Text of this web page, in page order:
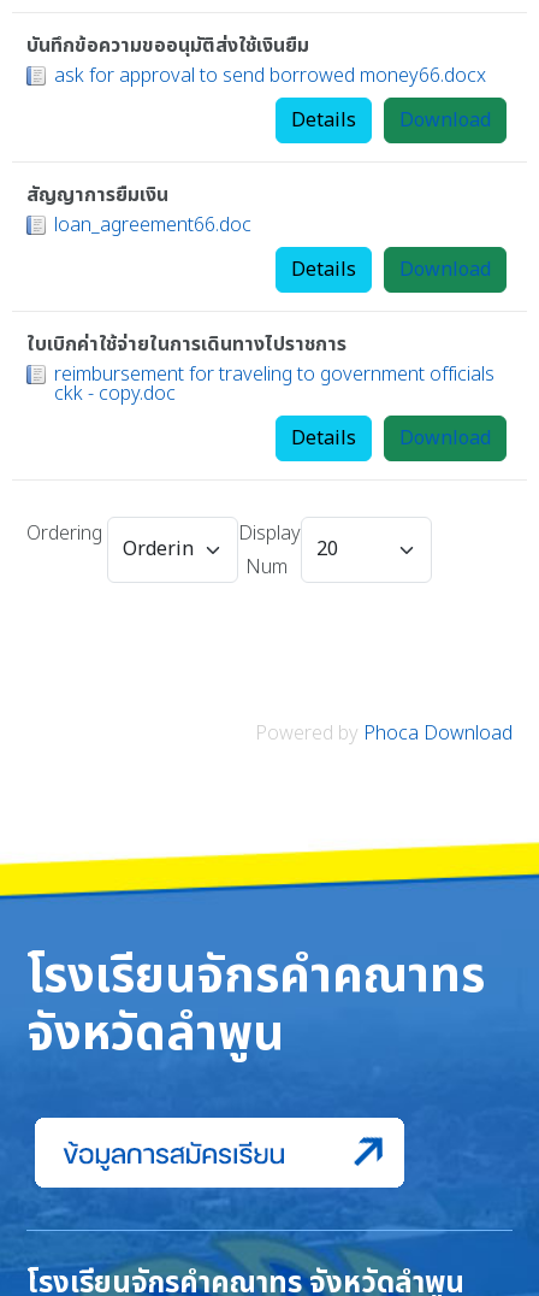
บันทึกข้อความขออนุมัติส่งใช้เงินยืม
ask for approval to send borrowed money66.docx
Download
Details
สัญญาการยืมเงิน
loan_agreement66.doc
Download
Details
ใบเบิกค่าใช้จ่ายในการเดินทางไปราชการ
reimbursement for traveling to government officials
ckk - copy.doc
Download
Details
Ordering
Display
Num
Powered by Phoca Download
โรงเรียนจักรคำคณาทร
จังหวัดลำพูน
โรงเรียนจักรคำคณาทร จังหวัดลำพูน